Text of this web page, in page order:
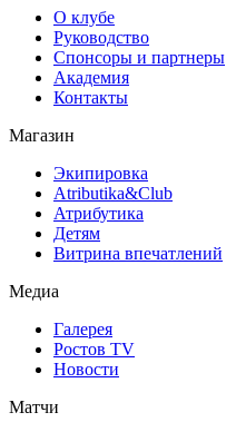
О клубе
Руководство
Спонсоры и партнеры
Академия
Контакты
Магазин
Экипировка
Atributika&Club
Атрибутика
Детям
Витрина впечатлений
Медиа
Галерея
Ростов TV
Новости
Матчи